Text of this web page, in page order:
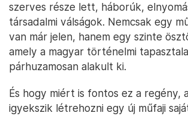
szerves része lett, háborúk,
társadalmi válságok. Nemcsak egy
van már jelen, hanem egy szinte
amely a magyar történelmi
párhuzamosan alakult ki.
És hogy miért is fontos ez a regény,
igyekszik létrehozni egy új műfaji